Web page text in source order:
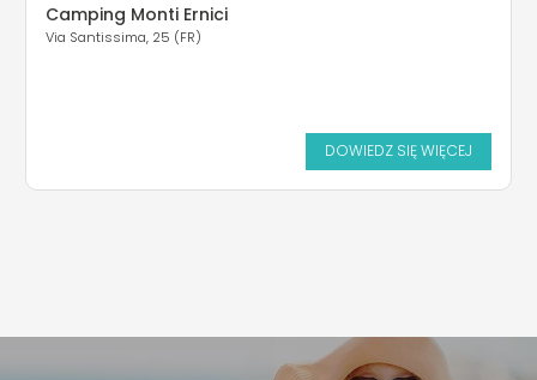
Camping Monti Ernici
Via Santissima, 25 (FR)
DOWIEDZ SIĘ WIĘCEJ